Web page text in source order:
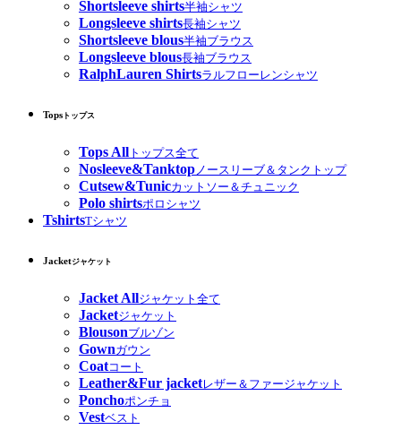
Shortsleeve shirts半袖シャツ
Longsleeve shirts長袖シャツ
Shortsleeve blous半袖ブラウス
Longsleeve blous長袖ブラウス
RalphLauren Shirtsラルフローレンシャツ
Tops トップス
Tops All トップス全て
Nosleeve&Tanktopノースリーブ＆タンクトップ
Cutsew&Tunicカットソー＆チュニック
Polo shirtsポロシャツ
TshirtsTシャツ
Jacketジャケット
Jacket Allジャケット全て
Jacketジャケット
Blousonブルゾン
Gownガウン
Coatコート
Leather&Fur jacketレザー＆ファージャケット
Ponchoポンチョ
Vestベスト